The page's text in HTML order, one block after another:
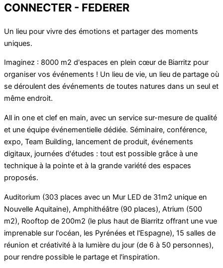
CONNECTER - FEDERER
Un lieu pour vivre des émotions et partager des moments
uniques.
Imaginez : 8000 m2 d'espaces en plein cœur de Biarritz pour
organiser vos événements ! Un lieu de vie, un lieu de partage où
se déroulent des événements de toutes natures dans un seul et
même endroit.
All in one et clef en main, avec un service sur-mesure de qualité
et une équipe événementielle dédiée. Séminaire, conférence,
expo, Team Building, lancement de produit, événements
digitaux, journées d'études : tout est possible grâce à une
technique à la pointe et à la grande variété des espaces
proposés.
Auditorium (303 places avec un Mur LED de 31m2 unique en
Nouvelle Aquitaine), Amphithéâtre (90 places), Atrium (500
m2), Rooftop de 200m2 (le plus haut de Biarritz offrant une vue
imprenable sur l'océan, les Pyrénées et l'Espagne), 15 salles de
réunion et créativité à la lumière du jour (de 6 à 50 personnes),
pour rendre possible le partage et l'inspiration.